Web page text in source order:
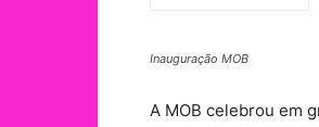
Inauguração MOB
A MOB celebrou em